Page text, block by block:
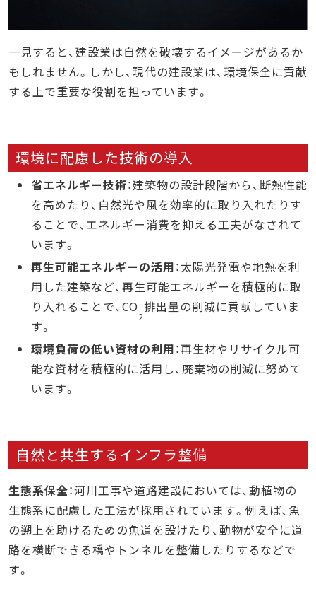
一見すると、建設業は自然を破壊するイメージがあるか
もしれません。しかし、現代の建設業は、環境保全に貢献
する上で重要な役割を担っています。
環境に配慮した技術の導入
省エネルギー技術：建築物の設計段階から、断熱性能
を高めたり、自然光や風を効率的に取り入れたりす
ることで、エネルギー消費を抑える工夫がなされて
います。
再生可能エネルギーの活用：太陽光発電や地熱を利
用した建築など、再生可能エネルギーを積極的に取
り入れることで、CO
2
排出量の削減に貢献していま
す。
環境負荷の低い資材の利用：再生材やリサイクル可
能な資材を積極的に活用し、廃棄物の削減に努めて
います。
自然と共生するインフラ整備
生態系保全：河川工事や道路建設においては、動植物の
生態系に配慮した工法が採用されています。例えば、魚
の遡上を助けるための魚道を設けたり、動物が安全に道
路を横断できる橋やトンネルを整備したりするなどで
す。